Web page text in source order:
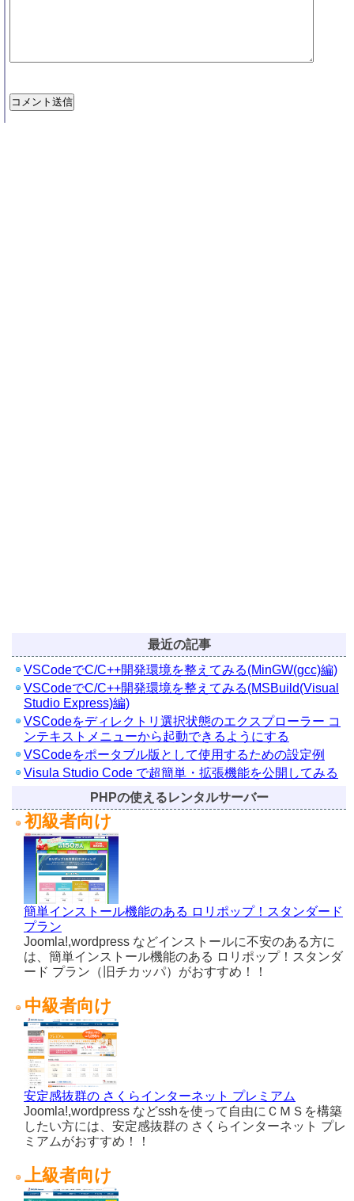
最近の記事
VSCodeでC/C++開発環境を整えてみる(MinGW(gcc)編)
VSCodeでC/C++開発環境を整えてみる(MSBuild(Visual
Studio Express)編)
VSCodeをディレクトリ選択状態のエクスプローラー コ
ンテキストメニューから起動できるようにする
VSCodeをポータブル版として使用するための設定例
Visula Studio Code で超簡単・拡張機能を公開してみる
PHPの使えるレンタルサーバー
初級者向け
簡単インストール機能のある ロリポップ！スタンダード
プラン
Joomla!,wordpress などインストールに不安のある方に
は、簡単インストール機能のある ロリポップ！スタンダ
ード プラン（旧チカッパ）がおすすめ！！
中級者向け
安定感抜群の さくらインターネット プレミアム
Joomla!,wordpress などsshを使って自由にＣＭＳを構築
したい方には、安定感抜群の さくらインターネット プレ
ミアムがおすすめ！！
上級者向け